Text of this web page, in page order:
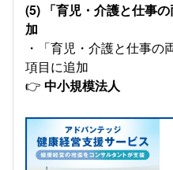
(5) 「育児・介護と仕事
加
・「育児・介護と仕事
項⽬に追加
👉 中小規模法人